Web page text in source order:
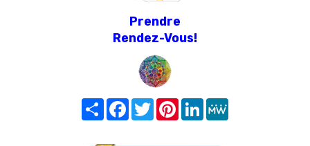
Prendre
Rendez-Vous!
Share FacebookTwitterPinterest
LinkedIn